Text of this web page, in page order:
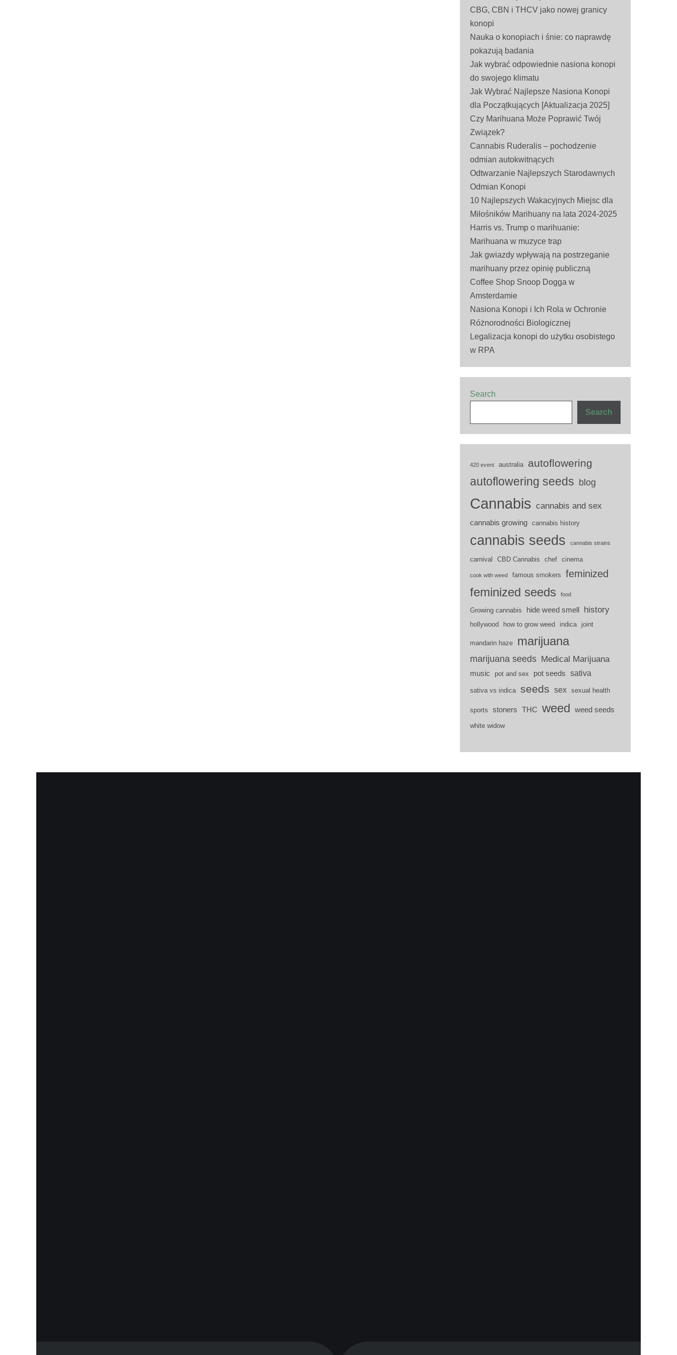
CBG, CBN i THCV jako nowej granicy
konopi
Nauka o konopiach i śnie: co naprawdę
pokazują badania
Jak wybrać odpowiednie nasiona konopi
do swojego klimatu
Jak Wybrać Najlepsze Nasiona Konopi
dla Początkujących [Aktualizacja 2025]
Czy Marihuana Może Poprawić Twój
Związek?
Cannabis Ruderalis – pochodzenie
odmian autokwitnących
Odtwarzanie Najlepszych Starodawnych
Odmian Konopi
10 Najlepszych Wakacyjnych Miejsc dla
Miłośników Marihuany na lata 2024-2025
Harris vs. Trump o marihuanie:
Marihuana w muzyce trap
Jak gwiazdy wpływają na postrzeganie
marihuany przez opinię publiczną
Coffee Shop Snoop Dogga w
Amsterdamie
Nasiona Konopi i Ich Rola w Ochronie
Różnorodności Biologicznej
Legalizacja konopi do użytku osobistego
w RPA
Search
Search
420 event australia autoflowering
autoflowering seeds blog
Cannabis cannabis and sex
cannabis growing cannabis history
cannabis seeds cannabis strains
carnival CBD Cannabis chef cinema
cook with weed famous smokers feminized
feminized seeds food
Growing cannabis hide weed smell history
hollywood how to grow weed indica joint
mandarin haze marijuana
marijuana seeds Medical Marijuana
music pot and sex pot seeds sativa
sativa vs indica seeds sex sexual health
sports stoners THC weed weed seeds
white widow